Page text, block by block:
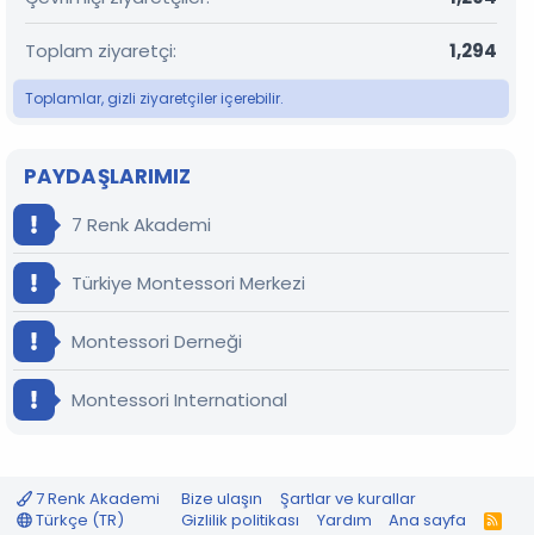
Toplam ziyaretçi 1,294
Toplamlar, gizli ziyaretçiler içerebilir.
PAYDAŞLARIMIZ
7 Renk Akademi
Türkiye Montessori Merkezi
Montessori Derneği
Montessori International
7 Renk Akademi
Türkçe (TR)
Bize ulaşın
Şartlar ve kurallar
Gizlilik politikası
Yardım Ana sayfa
R